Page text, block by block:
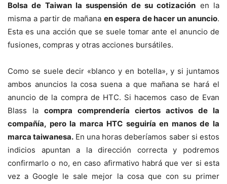
Bolsa de Taiwan la suspensión de su cotización en la
misma a partir de mañana en espera de hacer un anuncio.
Esta es una acción que se suele tomar ante el anuncio de
fusiones, compras y otras acciones bursátiles.
Como se suele decir «blanco y en botella», y si juntamos
ambos anuncios la cosa suena a que mañana se hará el
anuncio de la compra de HTC. Si hacemos caso de Evan
Blass la compra comprendería ciertos activos de la
compañía, pero la marca HTC seguiría en manos de la
marca taiwanesa. En una horas deberíamos saber si estos
indicios apuntan a la dirección correcta y podremos
confirmarlo o no, en caso afirmativo habrá que ver si esta
vez a Google le sale mejor la cosa que con su primer